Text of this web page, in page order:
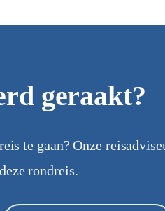
geraakt?
te gaan? Onze
rondreis.